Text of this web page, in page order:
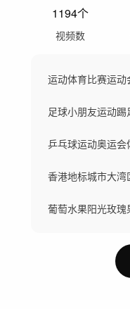
1194个
视频数